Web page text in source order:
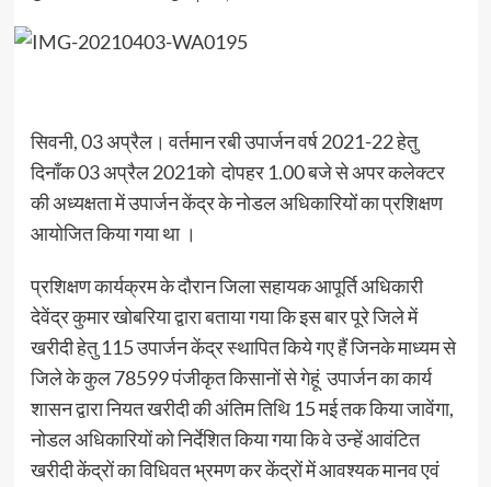
सिवनी, 03 अप्रैल। वर्तमान रबी उपार्जन वर्ष 2021-22 हेतु
दिनाँक 03 अप्रैल 2021को दोपहर 1.00 बजे से अपर कलेक्टर
की अध्यक्षता में उपार्जन केंद्र के नोडल अधिकारियों का प्रशिक्षण
आयोजित किया गया था ।
प्रशिक्षण कार्यक्रम के दौरान जिला सहायक आपूर्ति अधिकारी
देवेंद्र कुमार खोबरिया द्वारा बताया गया कि इस बार पूरे जिले में
खरीदी हेतु 115 उपार्जन केंद्र स्थापित किये गए हैं जिनके माध्यम से
जिले के कुल 78599 पंजीकृत किसानों से गेहूं उपार्जन का कार्य
शासन द्वारा नियत खरीदी की अंतिम तिथि 15 मई तक किया जावेंगा,
नोडल अधिकारियों को निर्देशित किया गया कि वे उन्हें आवंटित
खरीदी केंद्रों का विधिवत भ्रमण कर केंद्रों में आवश्यक मानव एवं